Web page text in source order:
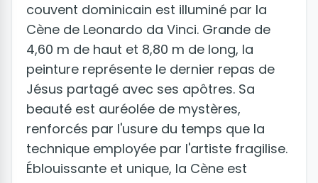
couvent dominicain est illuminé par la
Cène de Leonardo da Vinci. Grande de
4,60 m de haut et 8,80 m de long, la
peinture représente le dernier repas de
Jésus partagé avec ses apôtres. Sa
beauté est auréolée de mystères,
renforcés par l'usure du temps que la
technique employée par l'artiste fragilise.
Éblouissante et unique, la Cène est